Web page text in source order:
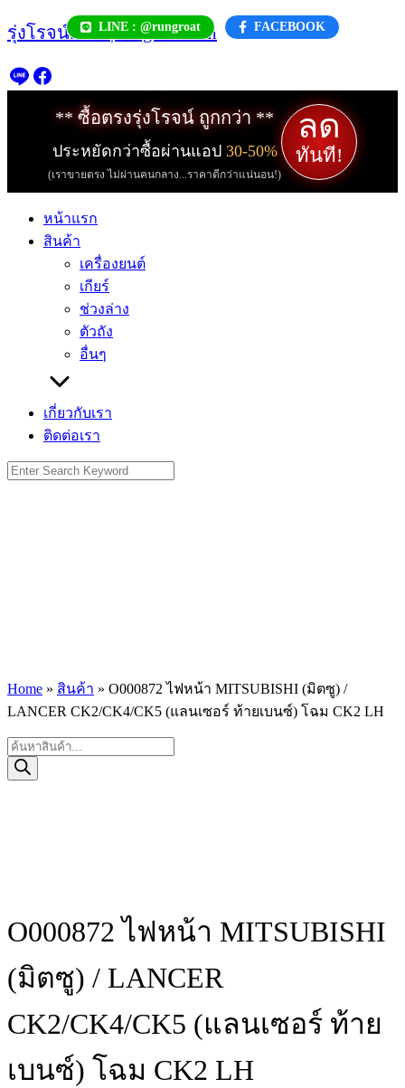
Skip
to
LINE : @rungroat FACEBOOK
รุ่งโรจน์.com | rungroat.com
** ซื้อตรงรุ่งโรจน์ ถูกกว่า **
ประหยัดกว่าซื้อผ่านแอป 30-50%
(เราขายตรง ไม่ผ่านคนกลาง...ราคาดีกว่าแน่นอน!)
ลด
ทันที!
หน้าแรก
สินค้า
เครื่องยนต์
เกียร์
ช่วงล่าง
ตัวถัง
อื่นๆ
เกี่ยวกับเรา
ติดต่อเรา
Search
for:
Home » สินค้า » O000872 ไฟหน้า MITSUBISHI (มิตซู) /
LANCER CK2/CK4/CK5 (แลนเซอร์ ท้ายเบนซ์) โฉม CK2 LH
Products
search
O000872 ไฟหน้า MITSUBISHI
(มิตซู) / LANCER
CK2/CK4/CK5 (แลนเซอร์ ท้าย
เบนซ์) โฉม CK2 LH